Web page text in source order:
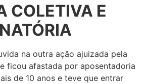
COLETIVA E
na outra ação ajuizada pela
ficou afastada por aposentadoria
de 10 anos e teve que entrar